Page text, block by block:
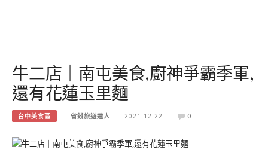
牛二店｜南屯美食,廚神爭霸季軍,
還有花蓮玉里麵
台中美食區 省錢旅遊達人 2021-12-22 0